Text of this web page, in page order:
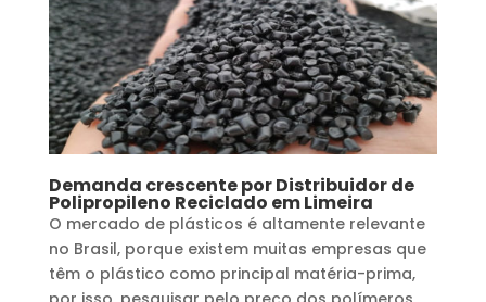
Demanda crescente porDistribuidor de
Polipropileno Reciclado emLimeira
O mercado de plásticos é altamente relevante
no Brasil, porque existem muitas empresas que
têm o plástico como principal matéria-prima,